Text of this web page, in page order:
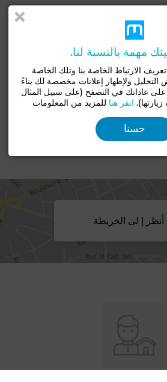
بحالة جيدة / صالح للسكن
نوع الأرضية
البلاط
أنظر إ لى الخريطة
مهمة بالنسبة لنا.
الارتباط الخاصة بنا وتلك الخاصة
التحليل ولإظهار إعلانات مخصصة لك بناءً
عاداتك في التصفح (على سبيل المثال
انقر هنا للمزيد من المعلومات
حسنا